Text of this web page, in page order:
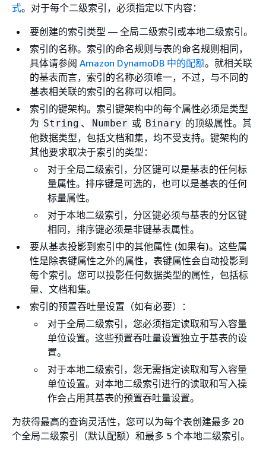
式。对于每个二级索引，必须指定以下内容：
要创建的索引类型 — 全局二级索引或本地二级索引。
索引的名称。索引的命名规则与表的命名规则相同，
具体请参阅 Amazon DynamoDB 中的配额。就相关联
的基表而言，索引的名称必须唯一，不过，与不同的
基表相关联的索引的名称可以相同。
索引的键架构。索引键架构中的每个属性必须是类型
为 String 、 Number 或 Binary 的顶级属性。其
他数据类型，包括文档和集，均不受支持。键架构的
其他要求取决于索引的类型：
对于全局二级索引，分区键可以是基表的任何标
量属性。排序键是可选的，也可以是基表的任何
标量属性。
对于本地二级索引，分区键必须与基表的分区键
相同，排序键必须是非键基表属性。
要从基表投影到索引中的其他属性 (如果有)。这些属
性是除表键属性之外的属性，表键属性会自动投影到
每个索引。您可以投影任何数据类型的属性，包括标
量、文档和集。
索引的预置吞吐量设置（如有必要）：
对于全局二级索引，您必须指定读取和写入容量
单位设置。这些预置吞吐量设置独立于基表的设
置。
对于本地二级索引，您无需指定读取和写入容量
单位设置。对本地二级索引进行的读取和写入操
作会占用其基表的预置吞吐量设置。
为获得最高的查询灵活性，您可以为每个表创建最多 20
个全局二级索引（默认配额）和最多 5 个本地二级索引。